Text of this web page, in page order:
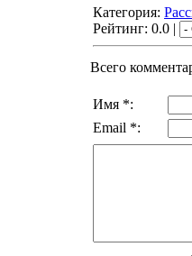
Категория:
Рейтинг: 0.0 |
Всего
Имя *:
Email *: